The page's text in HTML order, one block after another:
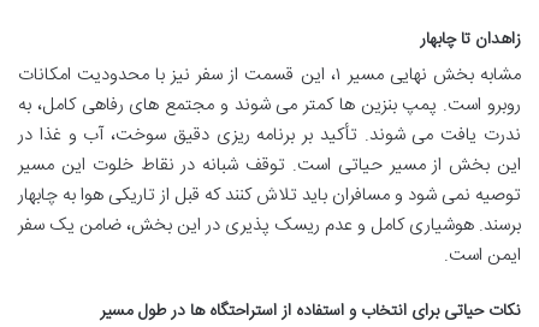
زاهدان تا چابهار
مشابه بخش نهایی مسیر ۱، این قسمت از سفر نیز با محدودیت امکانات
روبرو است. پمپ بنزین ها کمتر می شوند و مجتمع های رفاهی کامل، به
ندرت یافت می شوند. تأکید بر برنامه ریزی دقیق سوخت، آب و غذا در
این بخش از مسیر حیاتی است. توقف شبانه در نقاط خلوت این مسیر
توصیه نمی شود و مسافران باید تلاش کنند که قبل از تاریکی هوا به چابهار
برسند. هوشیاری کامل و عدم ریسک پذیری در این بخش، ضامن یک سفر
ایمن است.
نکات حیاتی برای انتخاب و استفاده از استراحتگاه ها در طول مسیر